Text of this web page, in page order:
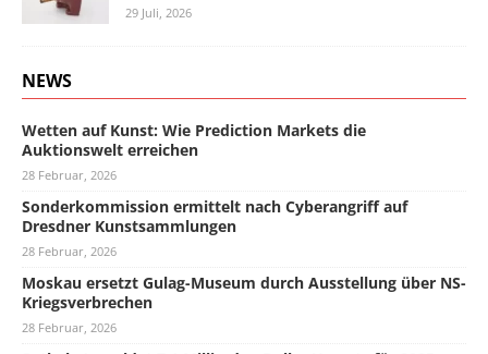
29 Juli, 2026
NEWS
Wetten auf Kunst: Wie Prediction Markets die
Auktionswelt erreichen
28 Februar, 2026
Sonderkommission ermittelt nach Cyberangriff auf
Dresdner Kunstsammlungen
28 Februar, 2026
Moskau ersetzt Gulag-Museum durch Ausstellung über NS-
Kriegsverbrechen
28 Februar, 2026